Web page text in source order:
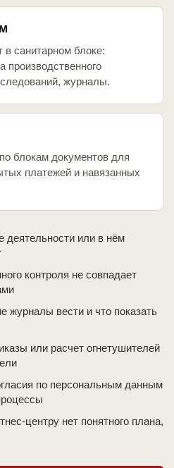
в санитарном блоке:
производственного
журналы.
блокам документов для
платежей и навязанных
деятельности или в нём
контроля не совпадает
журналы вести и что показать
или расчет огнетушителей
по персональным данным
центру нет понятного плана,